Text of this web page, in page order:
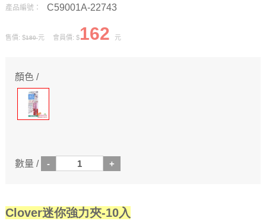
產品編號： C59001A-22743
售價: $180元 會員價: $162 元
顏色 /
數量 /
Clover迷你強力夾-10入